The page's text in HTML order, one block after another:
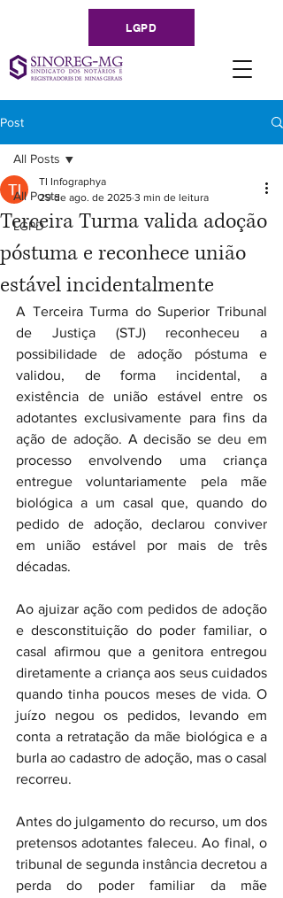
LGPD
Post
All Posts
LGPD
All Posts
Terceira Turma valida adoção
póstuma e reconhece união
estável incidentalmente
TI Infographya
29 de ago. de 2025 3 min de leitura
A Terceira Turma do Superior Tribunal
de Justiça (STJ) reconheceu a
possibilidade de adoção póstuma e
validou, de forma incidental, a
existência de união estável entre os
adotantes exclusivamente para fins da
ação de adoção. A decisão se deu em
processo envolvendo uma criança
entregue voluntariamente pela mãe
biológica a um casal que, quando do
pedido de adoção, declarou conviver
em união estável por mais de três
décadas.
Ao ajuizar ação com pedidos de adoção
e desconstituição do poder familiar, o
casal afirmou que a genitora entregou
diretamente a criança aos seus cuidados
quando tinha poucos meses de vida. O
juízo negou os pedidos, levando em
conta a retratação da mãe biológica e a
burla ao cadastro de adoção, mas o casal
recorreu.
Antes do julgamento do recurso, um dos
pretensos adotantes faleceu. Ao final, o
tribunal de segunda instância decretou a
perda do poder familiar da mãe